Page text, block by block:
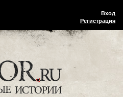
Вход
Регистрация